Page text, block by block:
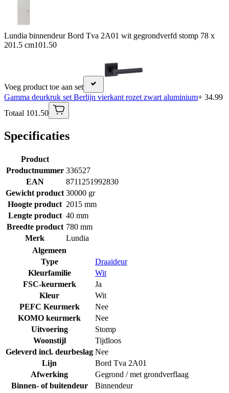
Lundia binnendeur Bord Tva 2A01 wit gegrondverfd stomp 78 x
201.5 cm101.50
Voeg product toe aan set
Gamma deurkruk set Berlijn vierkant rozet zwart aluminium+ 34.99
Totaal 101.50
Specificaties
Product
Productnummer 336527
EAN
8711251992830
Gewicht product 30000 gr
Hoogte product 2015 mm
Lengte product 40 mm
Breedte product 780 mm
Merk
Lundia
Algemeen
Type
Draaideur
Kleurfamilie
Wit
FSC-keurmerk
Ja
Kleur
Wit
PEFC Keurmerk
Nee
KOMO keurmerk
Nee
Uitvoering
Stomp
Woonstijl
Tijdloos
Geleverd incl. deurbeslag Nee
Lijn
Bord Tva 2A01
Afwerking
Gegrond / met grondverflaag
Binnen- of buitendeur
Binnendeur